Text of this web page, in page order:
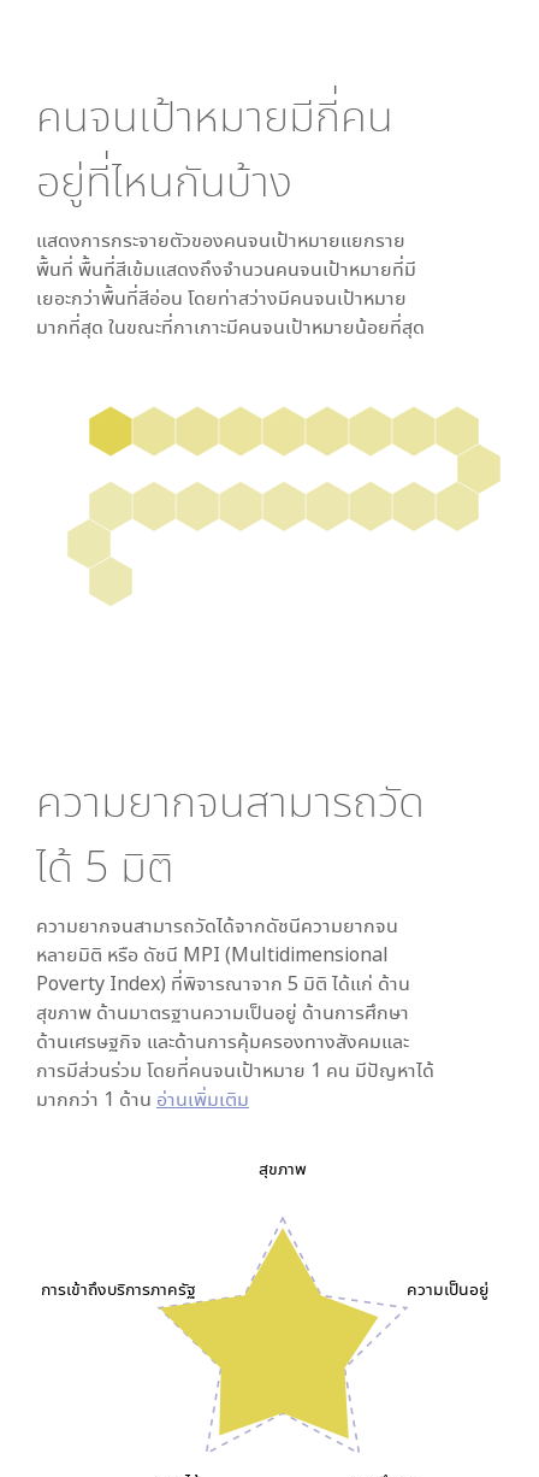
คนจนเป้าหมายมีกี่คน
อยู่ที่ไหนกันบ้าง
แสดงการกระจายตัวของคนจนเป้าหมายแยกราย
พื้นที่ พื้นที่สีเข้มแสดงถึงจำนวนคนจนเป้าหมายที่มี
เยอะกว่าพื้นที่สีอ่อน โดยท่าสว่างมีคนจนเป้าหมาย
มากที่สุด ในขณะที่กาเกาะมีคนจนเป้าหมายน้อยที่สุด
ความยากจนสามารถวัด
ได้ 5 มิติ
ความยากจนสามารถวัดได้จากดัชนีความยากจน
หลายมิติ หรือ ดัชนี MPI (Multidimensional
Poverty Index) ที่พิจารณาจาก 5 มิติ ได้แก่ ด้าน
สุขภาพ ด้านมาตรฐานความเป็นอยู่ ด้านการศึกษา
ด้านเศรษฐกิจ และด้านการคุ้มครองทางสังคมและ
การมีส่วนร่วม โดยที่คนจนเป้าหมาย 1 คน มีปัญหาได้
มากกว่า 1 ด้าน อ่านเพิ่มเติม
สุขภาพ
ความเป็นอยู่
การเข้าถึงบริการภาครัฐ